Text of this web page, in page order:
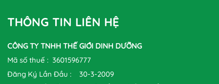
THÔNG TIN LIÊN HỆ
CÔNG TY TNHH THẾ GIỚI DINH DƯỠNG
Mã số thuế : 3601596777
Đăng Ký Lần Đầu : 30-3-2009